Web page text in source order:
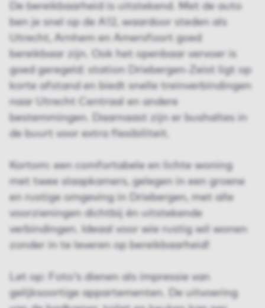
De bereikbaarheid is uitstekend. Met de auto
ben je snel op de A12, waardoor steden als
Utrecht, Arnhem en Amersfoort goed
bereikbaar zijn. Ook het openbaar vervoer is
goed geregeld: station Driebergen-Zeist ligt op
korte afstand en biedt snelle treinverbindingen
naar Utrecht Centraal en andere
bestemmingen. Daarnaast zijn er bushaltes in
de buurt voor extra flexibiliteit.
Kortom: een comfortabele en lichte woning
met twee slaapkamers, gelegen in een groene
en rustige omgeving in Driebergen, met alle
voorzieningen dichtbij én uitstekende
verbindingen. Ideaal voor wie rustig wil wonen
zonder in te leveren op bereikbaarheid!
Let op: Foto's dienen als impressie van
gelijksoortige appartementen. De uitvoering